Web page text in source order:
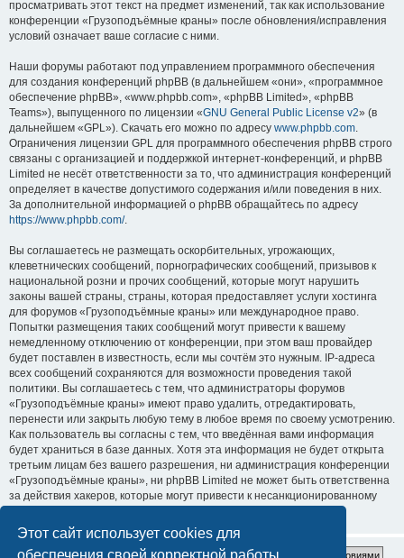
Этот сайт использует cookies для
обеспечения своей корректной работы.
просматривать этот текст на предмет изменений, так как использование
конференции «Грузоподъёмные краны» после обновления/исправления
условий означает ваше согласие с ними.
Наши форумы работают под управлением программного обеспечения
для создания конференций phpBB (в дальнейшем «они», «программное
обеспечение phpBB», «www.phpbb.com», «phpBB Limited», «phpBB
Teams»), выпущенного по лицензии «GNU General Public License v2» (в
дальнейшем «GPL»). Скачать его можно по адресу www.phpbb.com.
Ограничения лицензии GPL для программного обеспечения phpBB строго
связаны с организацией и поддержкой интернет-конференций, и phpBB
Limited не несёт ответственности за то, что администрация конференций
определяет в качестве допустимого содержания и/или поведения в них.
За дополнительной информацией о phpBB обращайтесь по адресу
https://www.phpbb.com/.
Вы соглашаетесь не размещать оскорбительных, угрожающих,
клеветнических сообщений, порнографических сообщений, призывов к
национальной розни и прочих сообщений, которые могут нарушить
законы вашей страны, страны, которая предоставляет услуги хостинга
для форумов «Грузоподъёмные краны» или международное право.
Попытки размещения таких сообщений могут привести к вашему
немедленному отключению от конференции, при этом ваш провайдер
будет поставлен в известность, если мы сочтём это нужным. IP-адреса
всех сообщений сохраняются для возможности проведения такой
политики. Вы соглашаетесь с тем, что администраторы форумов
«Грузоподъёмные краны» имеют право удалить, отредактировать,
перенести или закрыть любую тему в любое время по своему усмотрению.
Как пользователь вы согласны с тем, что введённая вами информация
будет храниться в базе данных. Хотя эта информация не будет открыта
третьим лицам без вашего разрешения, ни администрация конференции
«Грузоподъёмные краны», ни phpBB Limited не может быть ответственна
за действия хакеров, которые могут привести к несанкционированному